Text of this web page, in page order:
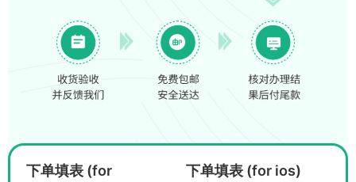
下单填表 (for
下单填表 (for ios)